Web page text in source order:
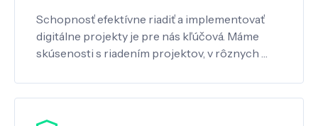
Schopnosť efektívne riadiť a implementovať
digitálne projekty je pre nás kľúčová. Máme
skúsenosti s riadením projektov, v rôznych …